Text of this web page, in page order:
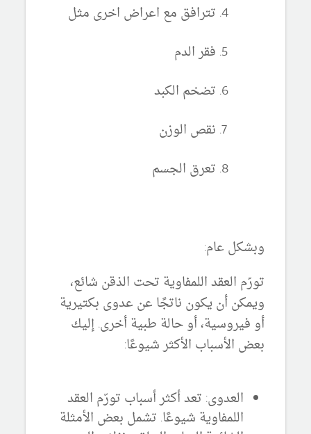
تترافق مع اعراض اخرى مثل
فقر الدم
تضخم الكبد
نقص الوزن
تعرق الجسم
وبشكل عام:
تورّم العقد اللمفاوية تحت الذقن شائع،
ويمكن أن يكون ناتجًا عن عدوى بكتيرية
أو فيروسية، أو حالة طبية أخرى.إليك
بعض الأسباب الأكثر شيوعًا:
العدوى: تعد أكثر أسباب تورّم العقد
اللمفاوية شيوعًا. تشمل بعض الأمثلة